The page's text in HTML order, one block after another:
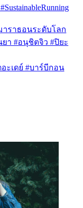
มาราธอนระดับโลก
ยา #อนุชิตจิว #ปิยะ
อะเดย์ #บาร์บีกอน